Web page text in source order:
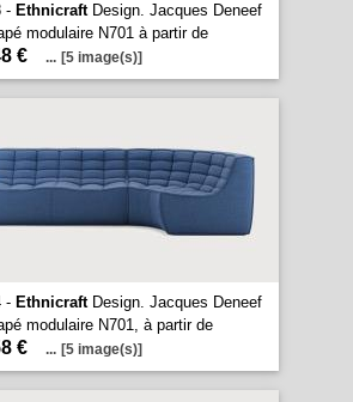
- EthnicraftDesign. Jacques Deneef
modulaire N701 à partir de
€ ... [5 image(s)]
- EthnicraftDesign. Jacques Deneef
modulaire N701, à partir de
€ ... [5 image(s)]